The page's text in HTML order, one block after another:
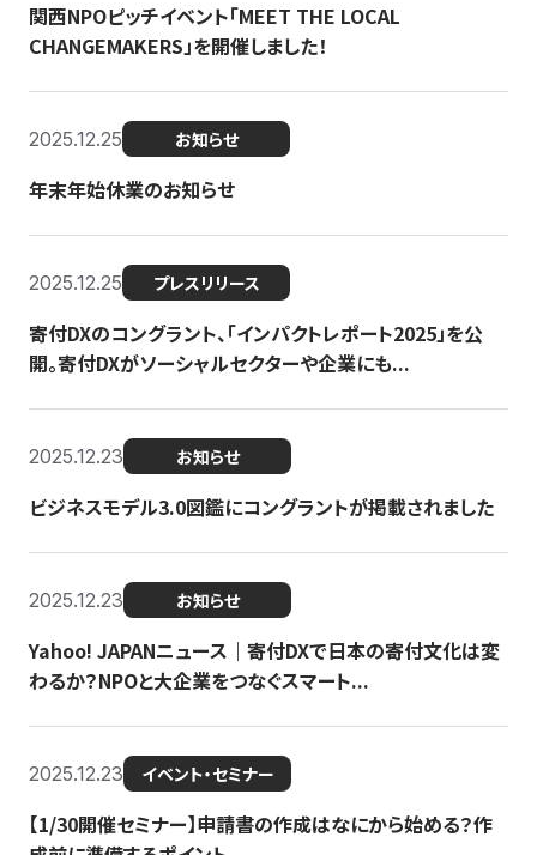
関西NPOピッチイベント「MEET THE LOCAL
CHANGEMAKERS」を開催しました！
2025.12.25 お知らせ
年末年始休業のお知らせ
2025.12.25 プレスリリース
寄付DXのコングラント、「インパクトレポート2025」を公
開。寄付DXがソーシャルセクターや企業にも...
2025.12.23 お知らせ
ビジネスモデル3.0図鑑にコングラントが掲載されました
2025.12.23 お知らせ
Yahoo! JAPANニュース｜寄付DXで日本の寄付文化は変
わるか？NPOと大企業をつなぐスマート...
2025.12.23 イベント・セミナー
【1/30開催セミナー】申請書の作成はなにから始める？作